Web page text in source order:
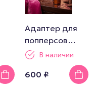
Адаптер для
попперсов
двойной
В наличии
600 ₽